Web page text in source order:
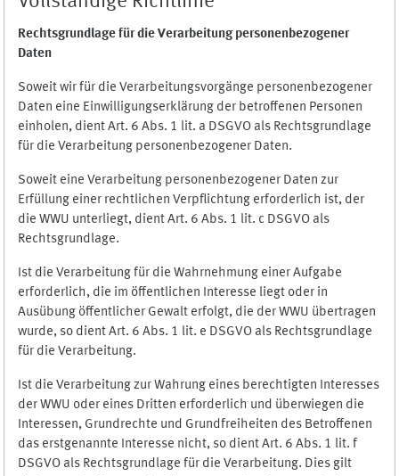
Rechtsgrundlage für die Verarbeitung personenbezogener
Daten
Soweit wir für die Verarbeitungsvorgänge personenbezogener
Daten eine Einwilligungserklärung der betroffenen Personen
einholen, dient Art. 6 Abs. 1 lit. a DSGVO als Rechtsgrundlage
für die Verarbeitung personenbezogener Daten.
Soweit eine Verarbeitung personenbezogener Daten zur
Erfüllung einer rechtlichen Verpflichtung erforderlich ist, der
die WWU unterliegt, dient Art. 6 Abs. 1 lit. c DSGVO als
Rechtsgrundlage.
Ist die Verarbeitung für die Wahrnehmung einer Aufgabe
erforderlich, die im öffentlichen Interesse liegt oder in
Ausübung öffentlicher Gewalt erfolgt, die der WWU übertragen
wurde, so dient Art. 6 Abs. 1 lit. e DSGVO als Rechtsgrundlage
für die Verarbeitung.
Ist die Verarbeitung zur Wahrung eines berechtigten Interesses
der WWU oder eines Dritten erforderlich und überwiegen die
Interessen, Grundrechte und Grundfreiheiten des Betroffenen
das erstgenannte Interesse nicht, so dient Art. 6 Abs. 1 lit. f
DSGVO als Rechtsgrundlage für die Verarbeitung. Dies gilt